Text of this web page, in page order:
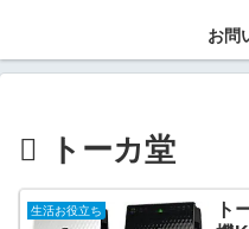
お問
トーカ堂
生活お役立ち
ト